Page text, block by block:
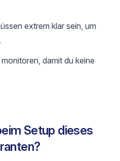
extrem klar sein, um
damit du keine
Setup dieses